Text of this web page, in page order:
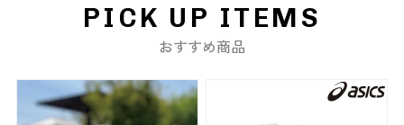
PICK UP ITEMS
おすすめ商品